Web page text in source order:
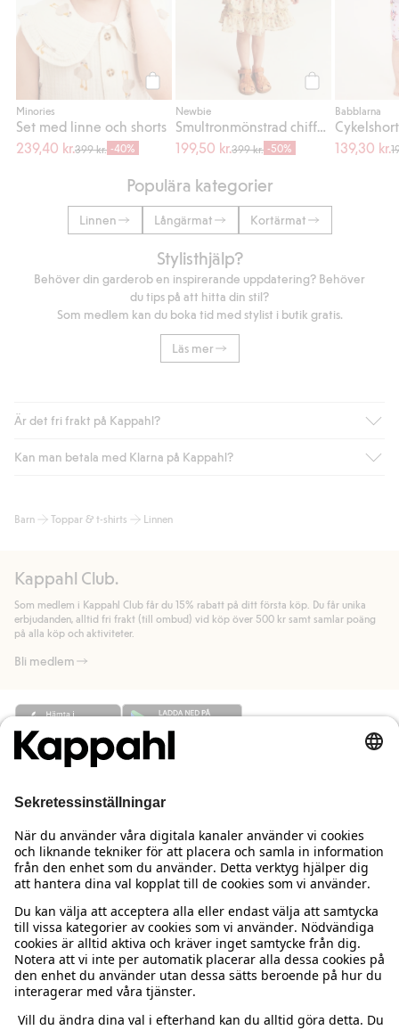
Köp
Minories
Set med linne och shorts
239,40 kr.399 kr. -40%
Newbie
199,50 kr.399 kr. -50%
Babblarna
139,30 kr.
Populära kategorier
Linnen Långärmat Kortärmat
Stylisthjälp?
Behöver din garderob en inspirerande uppdatering? Behöver
du tips på att hitta din stil?
Som medlem kan du boka tid med stylist i butik gratis.
Läs mer
Är det fri frakt på Kappahl?
Är du medlem i Kappahl Club har du alltid gratis frakt till butik
automatik efter du loggat in och identifierats som medlem.
handlar för.
Läs mer
Kan man betala med Klarna på Kappahl?
bland annat faktura och swish men även andra betalningssätt.
allmänna villkor.
Läs mer
Barn Toppar & t-shirts Linnen
Kappahl Club.
Som medlem i Kappahl Club får du 15% rabatt på ditt första köp. Du får unika
erbjudanden, alltid fri frakt (till ombud) vid köp över 500 kr samt samlar poäng
på alla köp och aktiviteter.
Bli medlem
Behöver du hjälp?
Kundservice
Vanliga frågor
Beställning & retur
Kontakta oss
Kappahl Club
Logga in
Kappahl Club
Medlemsvillkor
Om oss
Om Kappahl Group
Villkor & policy
Köpvillkor Sverige
Mer från oss